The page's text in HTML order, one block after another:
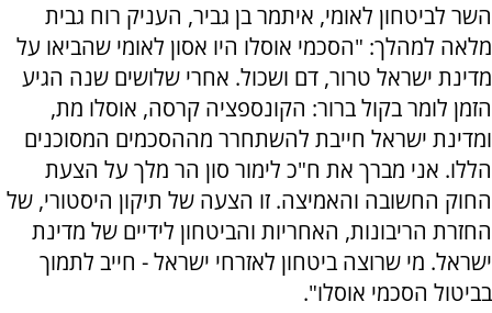
השר לביטחון לאומי, איתמר בן גביר, העניק רוח גבית
מלאה למהלך: "הסכמי אוסלו היו אסון לאומי שהביאו על
מדינת ישראל טרור, דם ושכול. אחרי שלושים שנה הגיע
הזמן לומר בקול ברור: הקונספציה קרסה, אוסלו מת,
ומדינת ישראל חייבת להשתחרר מההסכמים המסוכנים
הללו. אני מברך את ח"כ לימור סון הר מלך על הצעת
החוק החשובה והאמיצה. זו הצעה של תיקון היסטורי, של
החזרת הריבונות, האחריות והביטחון לידיים של מדינת
ישראל. מי שרוצה ביטחון לאזרחי ישראל - חייב לתמוך
בביטול הסכמי אוסלו".